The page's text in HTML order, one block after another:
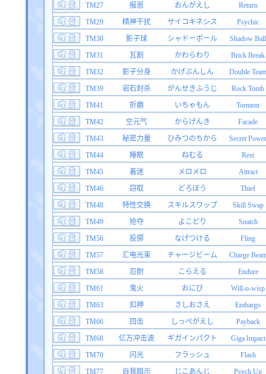
TM27
报恩 おんがえし
Return
TM29
精神干扰 サイコキネシス
Psychic
TM30
影子球 シャドーボール
Shadow Ball
TM31
瓦割 かわらわり
Brick Break
TM32
影子分身 かげぶんしん
Double Team
TM39
岩石封杀 がんせきふうじ
Rock Tomb
TM41
折磨 いちゃもん
Torment
TM42
空元气 からげんき
Facade
TM43
秘密力量 ひみつのちから
Secret Power
TM44
睡眠 ねむる
Rest
TM45
着迷 メロメロ
Attract
TM46
窃取 どろぼう
Thief
TM48
特性交换 スキルスワップ
Skill Swap
TM49
抢夺 よこどり
Snatch
TM56
投掷 なげつける
Fling
TM57
汇电光束 チャージビーム
Charge
TM58
忍耐 こらえる
Endure
TM61
鬼火 おにび
Will-o-wisp
TM63
扣押 さしおさえ
Embargo
TM66
回击 しっぺがえし
Payback
TM68
亿万冲击波 ギガインパクト
Giga Impact
TM70
闪光 フラッシュ
Flash
TM77
自我暗示 じこあんじ Psych Up